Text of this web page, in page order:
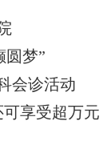
圆梦”
会诊活动
享受超万元